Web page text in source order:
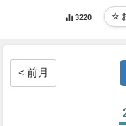
3220
< 前月